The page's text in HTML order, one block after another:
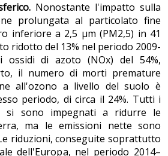
Nonostante l'impatto sulla
prolungata al particolato fine
inferiore a 2,5 μm (PM2,5) in 41
ridotto del 13% nel periodo 2009-
ossidi di azoto (NOx) del 54%,
il numero di morti premature
all'ozono a livello del suolo è
periodo, di circa il 24%. Tutti i
si sono impegnati a ridurre le
ma le emissioni nette sono
riduzioni, conseguite soprattutto
dell'Europa, nel periodo 2014–